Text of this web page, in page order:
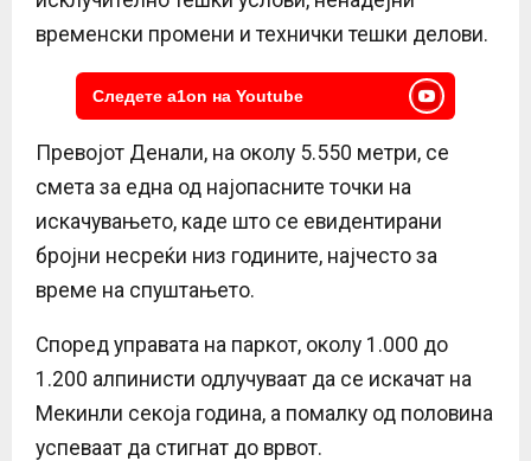
временски промени и технички тешки делови.
Следете a1on на Youtube
Превојот Денали, на околу 5.550 метри, се
смета за една од најопасните точки на
искачувањето, каде што се евидентирани
бројни несреќи низ годините, најчесто за
време на спуштањето.
Според управата на паркот, околу 1.000 до
1.200 алпинисти одлучуваат да се искачат на
Мекинли секоја година, а помалку од половина
успеваат да стигнат до врвот.